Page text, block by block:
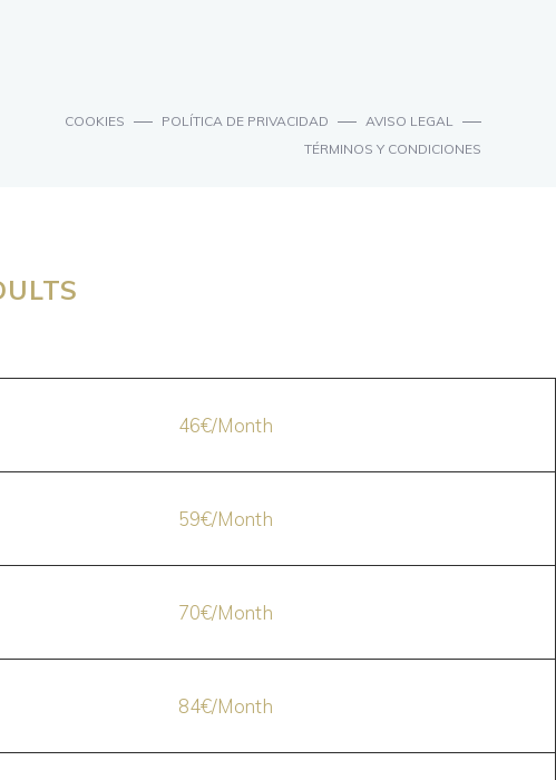
COOKIES POLÍTICA DE PRIVACIDAD
AVISO LEGAL
TÉRMINOS Y CONDICIONES
46€/Month
59€/Month
70€/Month
84€/Month